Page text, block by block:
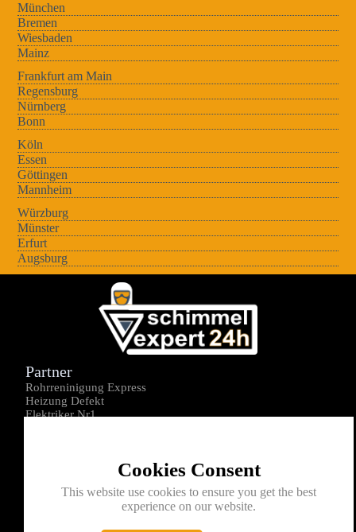
München
Bremen
Wiesbaden
Mainz
Frankfurt am Main
Regensburg
Nürnberg
Bonn
Köln
Essen
Göttingen
Mannheim
Würzburg
Münster
Erfurt
Augsburg
Cookies Consent
This website use cookies to ensure you get the best
experience on our website.
Partner
Rohrreninigung Express
Heizung Defekt
Elektriker Nr1
Kontakt